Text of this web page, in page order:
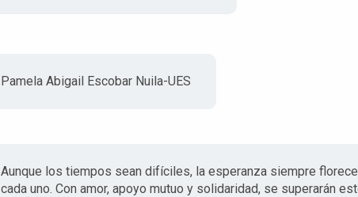
Pamela Abigail Escobar Nuila-UES
Aunque los tiempos sean difíciles, la esperanza siempre
cada uno. Con amor, apoyo mutuo y solidaridad, se superarán